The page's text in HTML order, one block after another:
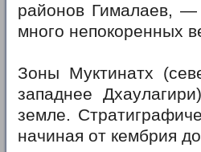
районов Гималаев, —
много непокоренных
Зоны Муктинатх
западнее
земле.
начиная от кембрия